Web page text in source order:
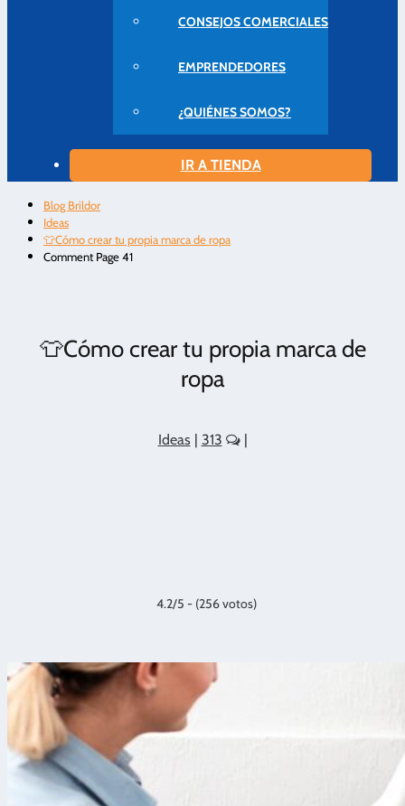
CONSEJOS COMERCIALES
EMPRENDEDORES
¿QUIÉNES SOMOS?
IR A TIENDA
Blog Brildor
Ideas
👕Cómo crear tu propia marca de ropa
Comment Page 41
👕Cómo crear tu propia marca de
ropa
Ideas | 313 |
4.2/5 - (256 votos)